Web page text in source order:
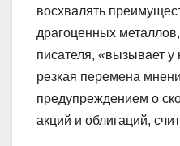
восхвалять
драгоценных
писателя, «вызывает у
резкая перемена
предупреждением о
акций и облигаций,